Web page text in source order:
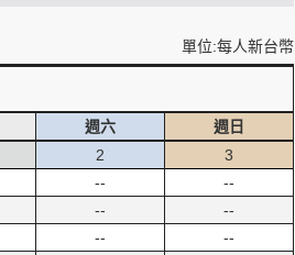
單位:每人新台幣
週六
週日
2
--
--
--
3
--
--
--